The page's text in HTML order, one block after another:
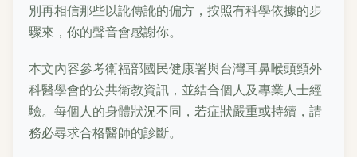
別再相信那些以訛傳訛的偏方，按照有科學依據的步
驟來，你的聲音會感謝你。
本文內容參考衛福部國民健康署與台灣耳鼻喉頭頸外
科醫學會的公共衛教資訊，並結合個人及專業人士經
驗。每個人的身體狀況不同，若症狀嚴重或持續，請
務必尋求合格醫師的診斷。